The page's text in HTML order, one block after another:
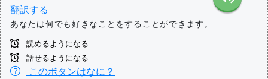
翻訳する
あなたは何でも好きなことをすることができます。
読めるようになる
話せるようになる
このボタンはなに？